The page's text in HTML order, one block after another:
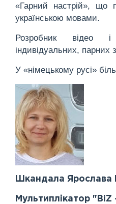
«Гарний настрій», що
українською мовами.
Розробник відео
індивідуальних, парних
У «німецькому русі»
Шкандала Ярослава
Мультиплікатор "BiZ